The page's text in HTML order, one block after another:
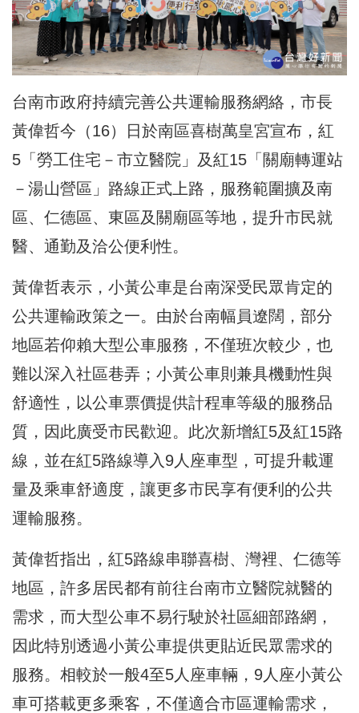
台南市政府持續完善公共運輸服務網絡，市長
黃偉哲今（16）日於南區喜樹萬皇宮宣布，紅
5「勞工住宅－市立醫院」及紅15「關廟轉運站
－湯山營區」路線正式上路，服務範圍擴及南
區、仁德區、東區及關廟區等地，提升市民就
醫、通勤及洽公便利性。
黃偉哲表示，小黃公車是台南深受民眾肯定的
公共運輸政策之一。由於台南幅員遼闊，部分
地區若仰賴大型公車服務，不僅班次較少，也
難以深入社區巷弄；小黃公車則兼具機動性與
舒適性，以公車票價提供計程車等級的服務品
質，因此廣受市民歡迎。此次新增紅5及紅15路
線，並在紅5路線導入9人座車型，可提升載運
量及乘車舒適度，讓更多市民享有便利的公共
運輸服務。
黃偉哲指出，紅5路線串聯喜樹、灣裡、仁德等
地區，許多居民都有前往台南市立醫院就醫的
需求，而大型公車不易行駛於社區細部路網，
因此特別透過小黃公車提供更貼近民眾需求的
服務。相較於一般4至5人座車輛，9人座小黃公
車可搭載更多乘客，不僅適合市區運輸需求，